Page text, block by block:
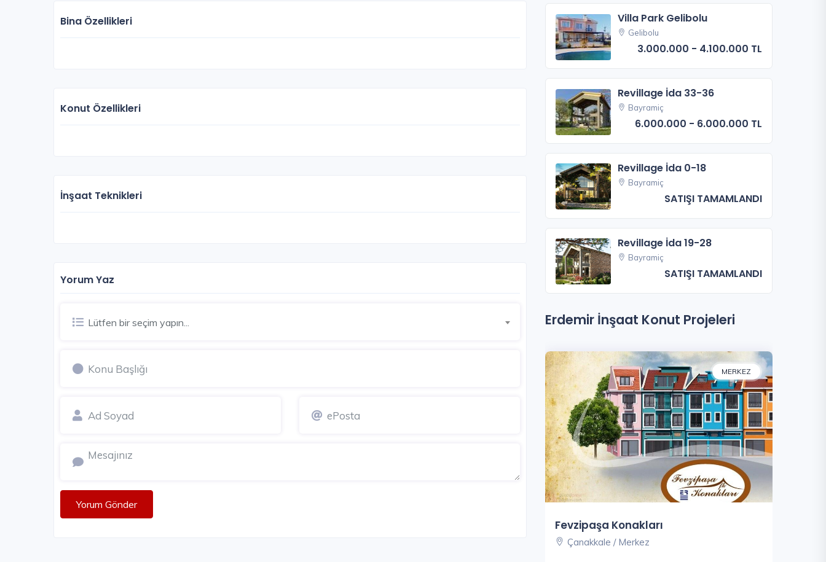
Bina Özellikleri
Konut Özellikleri
İnşaat Teknikleri
Yorum Yaz
Lütfen bir seçim yapın...
Yorum Gönder
Villa Park Gelibolu
Gelibolu
3.000.000 - 4.100.000 TL
Revillage İda 33-36
Bayramiç
6.000.000 - 6.000.000 TL
Revillage İda 0-18
Bayramiç
SATIŞI TAMAMLANDI
Revillage İda 19-28
Bayramiç
SATIŞI TAMAMLANDI
Erdemir İnşaat Konut Projeleri
MERKEZ
Fevzipaşa Konakları
Çanakkale / Merkez